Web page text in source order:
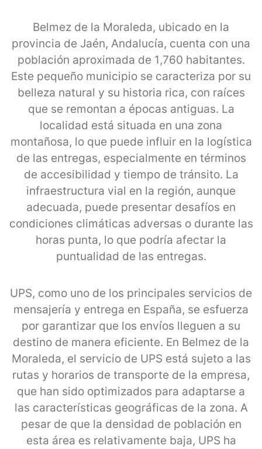
Belmez de la Moraleda, ubicado en la
provincia de Jaén, Andalucía, cuenta con una
población aproximada de 1,760 habitantes.
Este pequeño municipio se caracteriza por su
belleza natural y su historia rica, con raíces
que se remontan a épocas antiguas. La
localidad está situada en una zona
montañosa, lo que puede influir en la logística
de las entregas, especialmente en términos
de accesibilidad y tiempo de tránsito. La
infraestructura vial en la región, aunque
adecuada, puede presentar desafíos en
condiciones climáticas adversas o durante las
horas punta, lo que podría afectar la
puntualidad de las entregas.
UPS, como uno de los principales servicios de
mensajería y entrega en España, se esfuerza
por garantizar que los envíos lleguen a su
destino de manera eficiente. En Belmez de la
Moraleda, el servicio de UPS está sujeto a las
rutas y horarios de transporte de la empresa,
que han sido optimizados para adaptarse a
las características geográficas de la zona. A
pesar de que la densidad de población en
esta área es relativamente baja, UPS ha